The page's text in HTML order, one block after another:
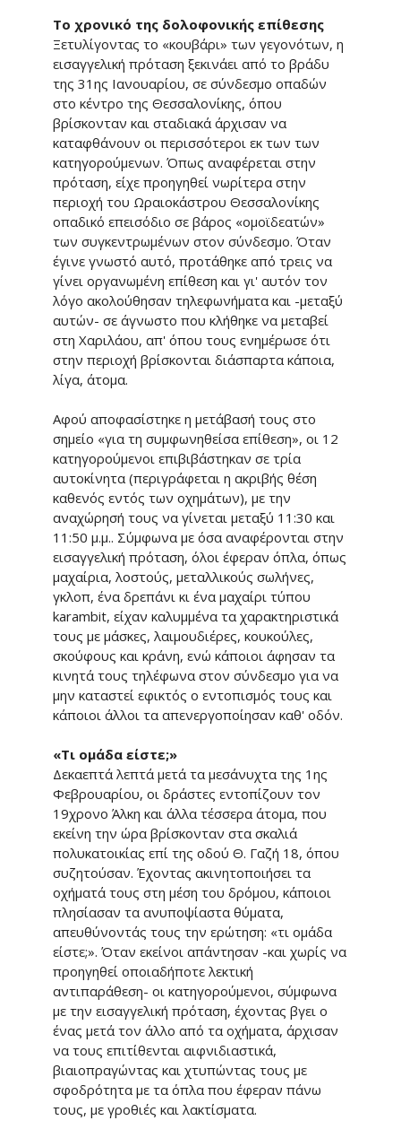
Το χρονικό της δολοφονικής επίθεσης
Ξετυλίγοντας το «κουβάρι» των γεγονότων, η
εισαγγελική πρόταση ξεκινάει από το βράδυ
της 31ης Ιανουαρίου, σε σύνδεσμο οπαδών
στο κέντρο της Θεσσαλονίκης, όπου
βρίσκονταν και σταδιακά άρχισαν να
καταφθάνουν οι περισσότεροι εκ των των
κατηγορούμενων. Όπως αναφέρεται στην
πρόταση, είχε προηγηθεί νωρίτερα στην
περιοχή του Ωραιοκάστρου Θεσσαλονίκης
οπαδικό επεισόδιο σε βάρος «ομοϊδεατών»
των συγκεντρωμένων στον σύνδεσμο. Όταν
έγινε γνωστό αυτό, προτάθηκε από τρεις να
γίνει οργανωμένη επίθεση και γι' αυτόν τον
λόγο ακολούθησαν τηλεφωνήματα και -μεταξύ
αυτών- σε άγνωστο που κλήθηκε να μεταβεί
στη Χαριλάου, απ' όπου τους ενημέρωσε ότι
στην περιοχή βρίσκονται διάσπαρτα κάποια,
λίγα, άτομα.
Αφού αποφασίστηκε η μετάβασή τους στο
σημείο «για τη συμφωνηθείσα επίθεση», οι 12
κατηγορούμενοι επιβιβάστηκαν σε τρία
αυτοκίνητα (περιγράφεται η ακριβής θέση
καθενός εντός των οχημάτων), με την
αναχώρησή τους να γίνεται μεταξύ 11:30 και
11:50 μ.μ.. Σύμφωνα με όσα αναφέρονται στην
εισαγγελική πρόταση, όλοι έφεραν όπλα, όπως
μαχαίρια, λοστούς, μεταλλικούς σωλήνες,
γκλοπ, ένα δρεπάνι κι ένα μαχαίρι τύπου
karambit, είχαν καλυμμένα τα χαρακτηριστικά
τους με μάσκες, λαιμουδιέρες, κουκούλες,
σκούφους και κράνη, ενώ κάποιοι άφησαν τα
κινητά τους τηλέφωνα στον σύνδεσμο για να
μην καταστεί εφικτός ο εντοπισμός τους και
κάποιοι άλλοι τα απενεργοποίησαν καθ' οδόν.
«Τι ομάδα είστε;»
Δεκαεπτά λεπτά μετά τα μεσάνυχτα της 1ης
Φεβρουαρίου, οι δράστες εντοπίζουν τον
19χρονο Άλκη και άλλα τέσσερα άτομα, που
εκείνη την ώρα βρίσκονταν στα σκαλιά
πολυκατοικίας επί της οδού Θ. Γαζή 18, όπου
συζητούσαν. Έχοντας ακινητοποιήσει τα
οχήματά τους στη μέση του δρόμου, κάποιοι
πλησίασαν τα ανυποψίαστα θύματα,
απευθύνοντάς τους την ερώτηση: «τι ομάδα
είστε;». Όταν εκείνοι απάντησαν -και χωρίς να
προηγηθεί οποιαδήποτε λεκτική
αντιπαράθεση- οι κατηγορούμενοι, σύμφωνα
με την εισαγγελική πρόταση, έχοντας βγει ο
ένας μετά τον άλλο από τα οχήματα, άρχισαν
να τους επιτίθενται αιφνιδιαστικά,
βιαιοπραγώντας και χτυπώντας τους με
σφοδρότητα με τα όπλα που έφεραν πάνω
τους, με γροθιές και λακτίσματα.